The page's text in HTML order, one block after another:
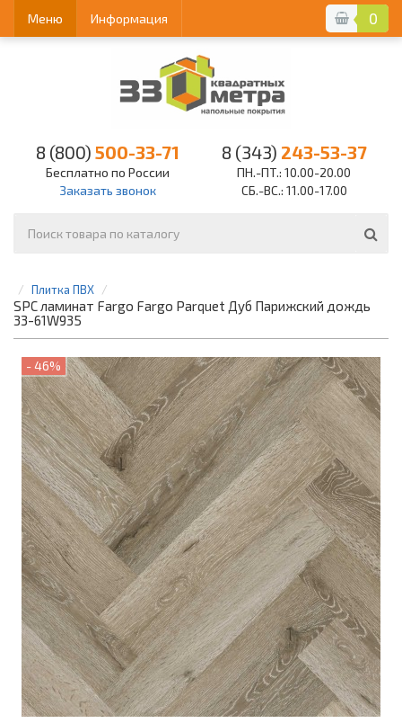
0
Меню Информация
8 (800) 500-33-71
Бесплатно по России
Заказать звонок
8 (343) 243-53-37
ПН.-ПТ.: 10.00-20.00
СБ.-ВС.: 11.00-17.00
Плитка ПВХ
SPC ламинат Fargo Fargo Parquet Дуб Парижский дождь
33-61W935
- 46%